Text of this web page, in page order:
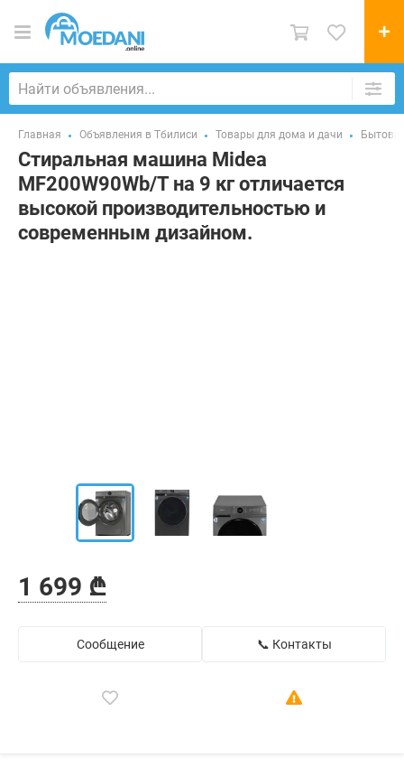
Главная Объявления в Тбилиси Товары для дома и дачи
Стиральная машина Midea
MF200W90Wb/T на 9 кг отличается
высокой производительностью и
современным дизайном.
1 699 ₾
Сообщение 📞 Контакты